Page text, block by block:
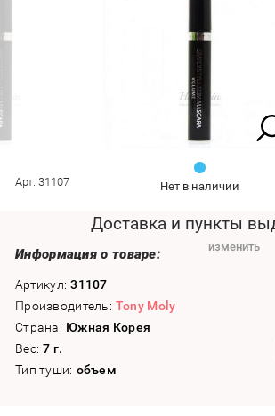
Нет в наличии
Арт. 31107
Доставка и пункты
изменить
Информация о товаре:
Артикул: 31107
Производитель: Tony Moly
Страна: Южная Корея
Вес: 7 г.
Тип туши: объем